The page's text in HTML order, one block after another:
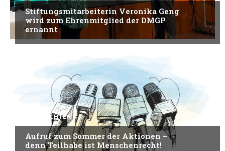
Stiftungsmitarbeiterin Veronika Geng
wird zum Ehrenmitglied der DMGP
ernannt
NACHRICHTEN
Aufruf zum Sommer der Aktionen –
denn Teilhabe ist Menschenrecht!